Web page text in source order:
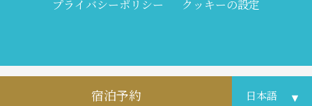
宿泊予約
プライバシーポリシー
クッキーの設定